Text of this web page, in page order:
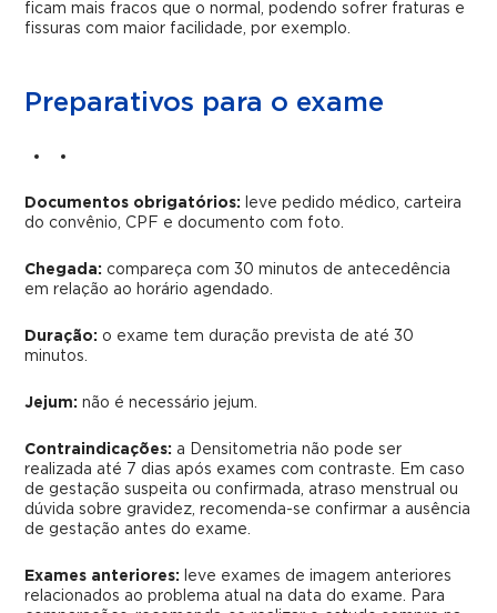
ficam mais fracos que o normal, podendo sofrer fraturas e
fissuras com maior facilidade, por exemplo.
Preparativos para o exame
Documentos obrigatórios:
leve pedido médico, carteira
do convênio, CPF e documento com foto.
Chegada: compareça com 30 minutos de antecedência
em relação ao horário agendado.
Duração: o exame tem duração prevista de até 30
minutos.
Jejum: não é necessário jejum.
Contraindicações: a Densitometria não pode ser
realizada até 7 dias após exames com contraste. Em caso
de gestação suspeita ou confirmada, atraso menstrual ou
dúvida sobre gravidez, recomenda-se confirmar a ausência
de gestação antes do exame.
Exames anteriores:
leve exames de imagem anteriores
relacionados ao problema atual na data do exame. Para